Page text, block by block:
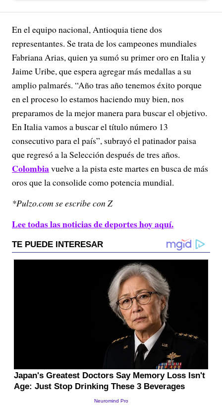
En el equipo nacional, Antioquia tiene dos
representantes. Se trata de los campeones mundiales
Fabriana Arias, quien ya sumó su primer oro en Italia y
Jaime Uribe, que espera agregar más medallas a su
amplio palmarés. “Año tras año tenemos éxito porque
en el proceso lo estamos haciendo muy bien, nos
preparamos de la mejor manera para buscar el objetivo.
En Italia vamos a buscar el título número 13
consecutivo para el país”, subrayó el patinador paisa
que regresó a la Selección después de tres años.
Colombiavuelve a la pista este martes en busca de más
oros que la consolide como potencia mundial.
*Pulzo.com se escribe con Z
Lee todas las noticias de deportes hoy aquí.